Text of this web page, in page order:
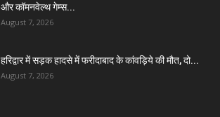
और कॉमनवेल्थ गेम्स...
August 7, 2026
हरिद्वार में सड़क हादसे में फरीदाबाद के कांवड़िये की मौत, दो...
August 7, 2026